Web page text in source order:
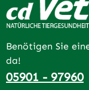
Benötigen Sie
da!
05901 - 97960